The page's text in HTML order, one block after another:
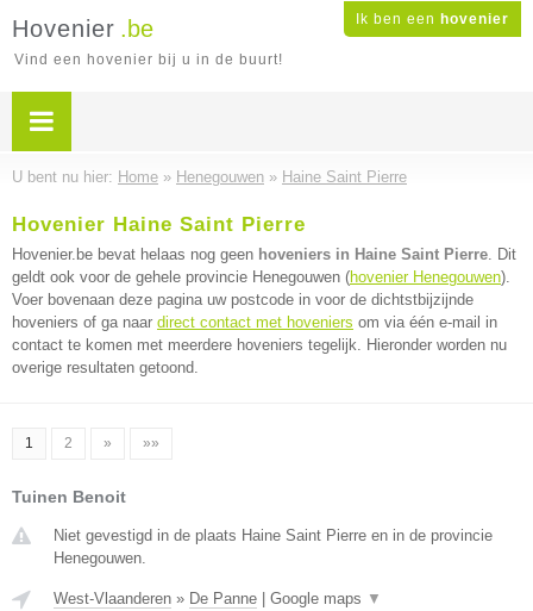
Ik ben een hovenier
Hovenier .be
Vind een hovenier bij u in de buurt!
U bent nu hier: Home » Henegouwen » Haine Saint Pierre
Hovenier Haine Saint Pierre
Hovenier.be bevat helaas nog geen hoveniers in Haine Saint Pierre. Dit
geldt ook voor de gehele provincie Henegouwen (hovenier Henegouwen).
Voer bovenaan deze pagina uw postcode in voor de dichtstbijzijnde
hoveniers of ga naar direct contact met hoveniers om via één e-mail in
contact te komen met meerdere hoveniers tegelijk. Hieronder worden nu
overige resultaten getoond.
1 2 » »»
Tuinen Benoit
Niet gevestigd in de plaats Haine Saint Pierre en in de provincie
Henegouwen.
West-Vlaanderen » De Panne Google maps ▼